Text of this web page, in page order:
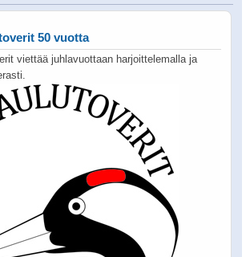
50 vuotta
viettää juhlavuottaan harjoittelemalla ja